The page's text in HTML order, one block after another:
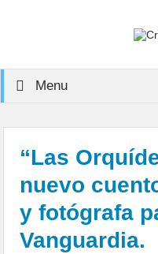
Menu
“Las
nuevo
y fotógrafa
Vanguardia.